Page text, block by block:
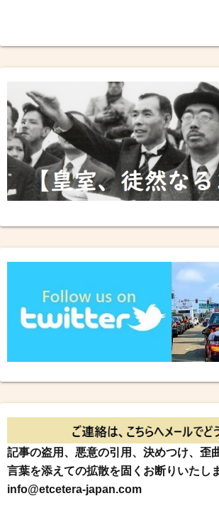
記事の盗用、悪意の引用、決めつけ、歪
言葉を添えての拡散を固くお断りいたし
info@etcetera-japan.com